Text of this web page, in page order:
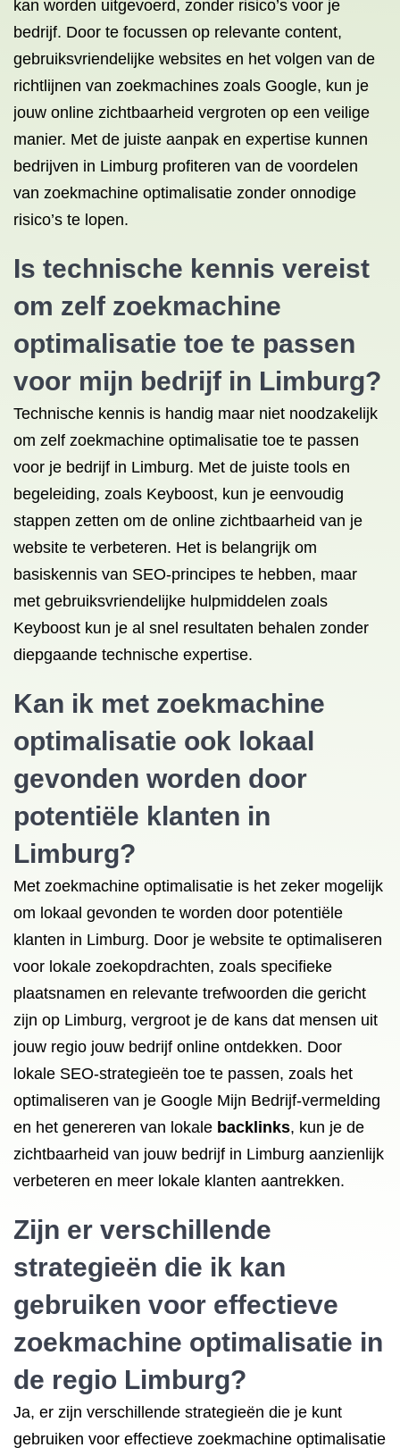
kan worden uitgevoerd, zonder risico’s voor je
bedrijf. Door te focussen op relevante content,
gebruiksvriendelijke websites en het volgen van de
richtlijnen van zoekmachines zoals Google, kun je
jouw online zichtbaarheid vergroten op een veilige
manier. Met de juiste aanpak en expertise kunnen
bedrijven in Limburg profiteren van de voordelen
van zoekmachine optimalisatie zonder onnodige
risico’s te lopen.
Is technische kennis vereist
om zelf zoekmachine
optimalisatie toe te passen
voor mijn bedrijf in Limburg?
Technische kennis is handig maar niet noodzakelijk
om zelf zoekmachine optimalisatie toe te passen
voor je bedrijf in Limburg. Met de juiste tools en
begeleiding, zoals Keyboost, kun je eenvoudig
stappen zetten om de online zichtbaarheid van je
website te verbeteren. Het is belangrijk om
basiskennis van SEO-principes te hebben, maar
met gebruiksvriendelijke hulpmiddelen zoals
Keyboost kun je al snel resultaten behalen zonder
diepgaande technische expertise.
Kan ik met zoekmachine
optimalisatie ook lokaal
gevonden worden door
potentiële klanten in
Limburg?
Met zoekmachine optimalisatie is het zeker mogelijk
om lokaal gevonden te worden door potentiële
klanten in Limburg. Door je website te optimaliseren
voor lokale zoekopdrachten, zoals specifieke
plaatsnamen en relevante trefwoorden die gericht
zijn op Limburg, vergroot je de kans dat mensen uit
jouw regio jouw bedrijf online ontdekken. Door
lokale SEO-strategieën toe te passen, zoals het
optimaliseren van je Google Mijn Bedrijf-vermelding
en het genereren van lokale backlinks, kun je de
zichtbaarheid van jouw bedrijf in Limburg aanzienlijk
verbeteren en meer lokale klanten aantrekken.
Zijn er verschillende
strategieën die ik kan
gebruiken voor effectieve
zoekmachine optimalisatie in
de regio Limburg?
Ja, er zijn verschillende strategieën die je kunt
gebruiken voor effectieve zoekmachine optimalisatie